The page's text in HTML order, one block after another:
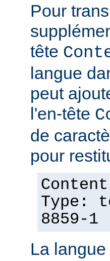
Pour
tête
langue
peut
l'en-tête
de
pour
Type:
8859-1
La